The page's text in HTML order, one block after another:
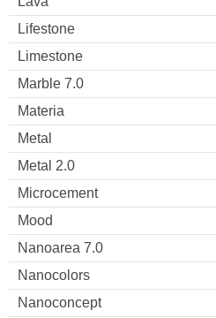
Lifestone
Limestone
Marble 7.0
Materia
Metal
Metal 2.0
Microcement
Mood
Nanoarea 7.0
Nanocolors
Nanoconcept